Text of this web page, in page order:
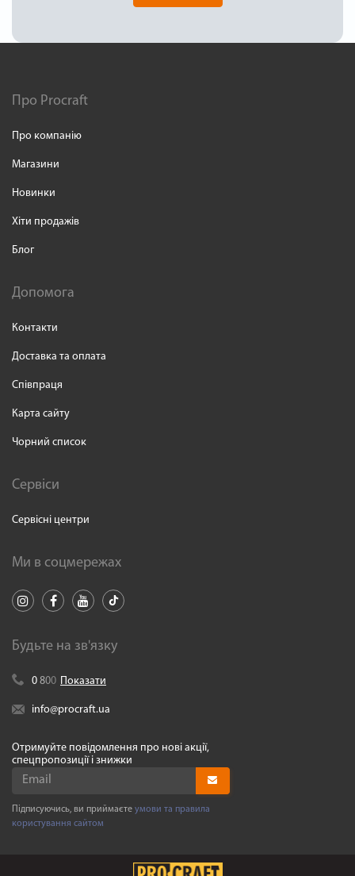
Про Procraft
Про компанію
Магазини
Новинки
Хіти продажів
Блог
Допомога
Контакти
Доставка та оплата
Співпраця
Карта сайту
Чорний список
Сервіси
Сервісні центри
Ми в соцмережах
Будьте на зв'язку
0 800 Показати
info@procraft.ua
Отримуйте повідомлення про нові акції,
спецпропозиції і знижки
Підписуючись, ви приймаєте умови та правила
користування сайтом